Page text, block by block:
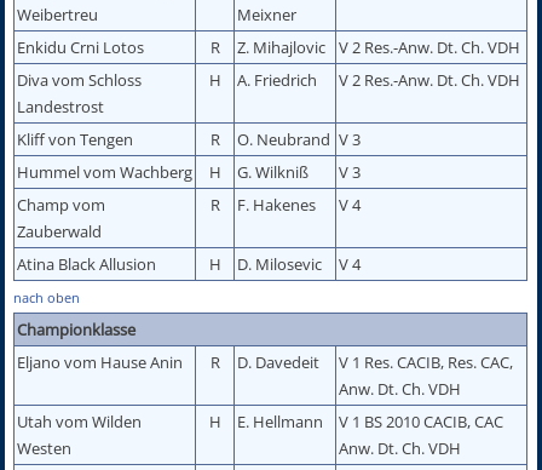
Weibertreu
Meixner
Enkidu Crni Lotos R Z. Mihajlovic
V 2 Res.-Anw. Dt. Ch. VDH
Diva vom Schloss
Landestrost
H A. Friedrich V 2 Res.-Anw. Dt. Ch. VDH
Kliff von Tengen R O. Neubrand V 3
Hummel vom Wachberg
H G. Wilkniß
V 3
Champ vom
Zauberwald
R F. Hakenes V 4
Atina Black Allusion H D. Milosevic V 4
nach oben
Championklasse
Eljano vom Hause Anin
R D. Davedeit
V 1 Res. CACIB, Res. CAC,
Anw. Dt. Ch. VDH
Utah vom Wilden
Westen
H E. Hellmann
V 1 BS 2010 CACIB, CAC
Anw. Dt. Ch. VDH